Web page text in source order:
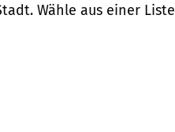
Wähle aus einer Liste